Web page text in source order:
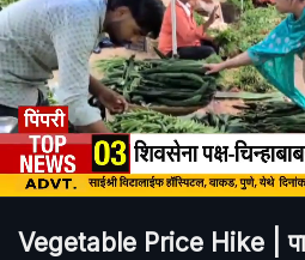
Vegetable Price Hike |